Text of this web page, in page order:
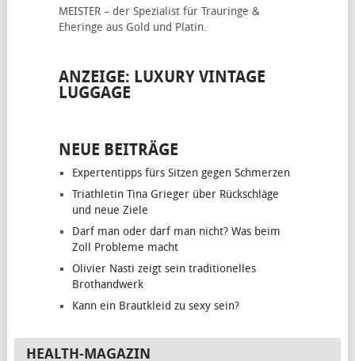
MEISTER – der Spezialist für Trauringe &
Eheringe aus Gold und Platin.
ANZEIGE: LUXURY VINTAGE
LUGGAGE
NEUE BEITRÄGE
Expertentipps fürs Sitzen gegen Schmerzen
Triathletin Tina Grieger über Rückschläge
und neue Ziele
Darf man oder darf man nicht? Was beim
Zoll Probleme macht
Olivier Nasti zeigt sein traditionelles
Brothandwerk
Kann ein Brautkleid zu sexy sein?
HEALTH-MAGAZIN